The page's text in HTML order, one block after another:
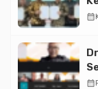
calendar_month
calendar_month